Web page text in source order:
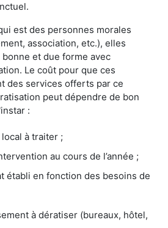
est des personnes morales
association, etc.), elles
et due forme avec
Le coût pour que ces
des services offerts par ce
peut dépendre de bon
:
à traiter ;
au cours de l’année ;
établi en fonction des besoins de
à dératiser (bureaux, hôtel,